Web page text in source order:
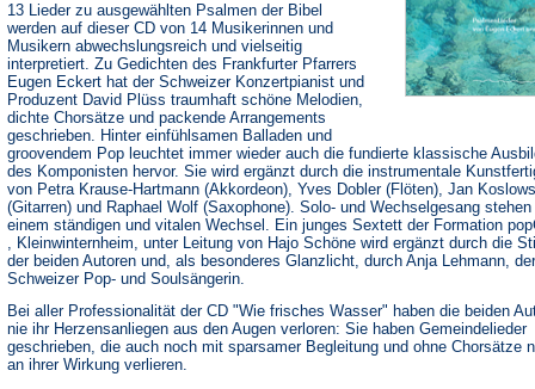
13 Lieder zu ausgewählten Psalmen der Bibel
werden auf dieser CD von 14 Musikerinnen und
Musikern abwechslungsreich und vielseitig
interpretiert. Zu Gedichten des Frankfurter Pfarrers
Eugen Eckert hat der Schweizer Konzertpianist und
Produzent David Plüss traumhaft schöne Melodien,
dichte Chorsätze und packende Arrangements
geschrieben. Hinter einfühlsamen Balladen und
groovendem Pop leuchtet immer wieder auch die fundierte klassische
des Komponisten hervor. Sie wird ergänzt durch die instrumentale
von Petra Krause-Hartmann (Akkordeon), Yves Dobler (Flöten), Jan
(Gitarren) und Raphael Wolf (Saxophone). Solo- und Wechselgesang stehen
einem ständigen und vitalen Wechsel. Ein junges Sextett der Formation
, Kleinwinternheim, unter Leitung von Hajo Schöne wird ergänzt durch die
der beiden Autoren und, als besonderes Glanzlicht, durch Anja Lehmann, der
Schweizer Pop- und Soulsängerin.
Bei aller Professionalität der CD "Wie frisches Wasser" haben die beiden
nie ihr Herzensanliegen aus den Augen verloren: Sie haben Gemeindelieder
geschrieben, die auch noch mit sparsamer Begleitung und ohne Chorsätze
an ihrer Wirkung verlieren.